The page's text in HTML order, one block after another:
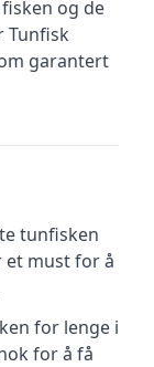
og de
Tunfisk
garantert
tunfisken
et must for å
for lenge i
for å få